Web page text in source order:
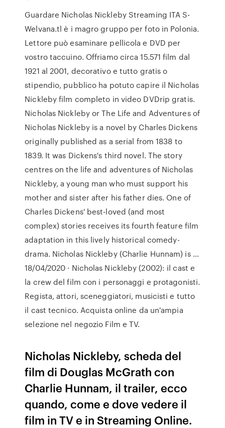
Guardare Nicholas Nickleby Streaming ITA S-
Welvana.tl è i magro gruppo per foto in Polonia.
Lettore può esaminare pellicola e DVD per
vostro taccuino. Offriamo circa 15.571 film dal
1921 al 2001, decorativo e tutto gratis o
stipendio, pubblico ha potuto capire il Nicholas
Nickleby film completo in video DVDrip gratis.
Nicholas Nickleby or The Life and Adventures of
Nicholas Nickleby is a novel by Charles Dickens
originally published as a serial from 1838 to
1839. It was Dickens's third novel. The story
centres on the life and adventures of Nicholas
Nickleby, a young man who must support his
mother and sister after his father dies. One of
Charles Dickens' best-loved (and most
complex) stories receives its fourth feature film
adaptation in this lively historical comedy-
drama. Nicholas Nickleby (Charlie Hunnam) is …
18/04/2020 · Nicholas Nickleby (2002): il cast e
la crew del film con i personaggi e protagonisti.
Regista, attori, sceneggiatori, musicisti e tutto
il cast tecnico. Acquista online da un'ampia
selezione nel negozio Film e TV.
Nicholas Nickleby, scheda del
film di Douglas McGrath con
Charlie Hunnam, il trailer, ecco
quando, come e dove vedere il
film in TV e in Streaming Online.